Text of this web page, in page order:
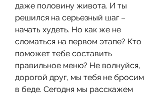
даже половину живота. И ты
решился на серьезный шаг –
начать худеть. Но как же не
сломаться на первом этапе? Кто
поможет тебе составить
правильное меню? Не волнуйся,
дорогой друг, мы тебя не бросим
в беде. Сегодня мы расскажем